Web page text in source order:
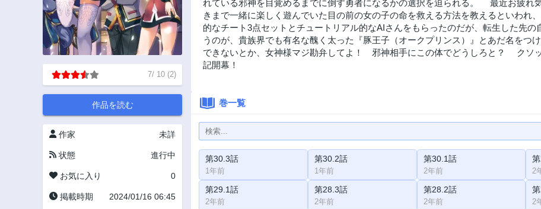
7/ 10 (2)
作品を読む
作家 未詳
状態 進行中
お気に入り 0
掲載時期 2024/01/16 06:45
れている邪神を目覚めるまでに倒す勇者になるかの選択を迫られる。 最近お疲れ
きまで一緒に楽しく遊んでいた目の前の女の子の命を救える方法を教えるといわ
的なチート3点セットとチュートリアル的なAIさんをもらったのだが、転生した先
うのが、貴族界でも有名な醜く太った『豚王子（オークプリンス）』とあだ名を
できないとか、女神様マジ勘弁してよ！ 邪神相手にこの体でどうしろと？ ク
記開幕！
巻一覧
第30.3話
1年前
第30.2話
1年前
第30.1話
2年前 2
第29.1話
2年前
第28.3話
2年前
第28.2話
2年前 2